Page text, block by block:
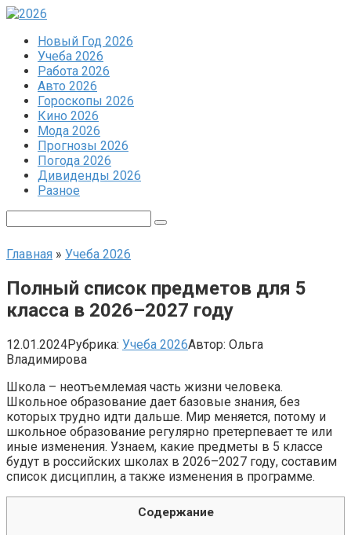
Перейти
контентуНовый Год 2026
Учеба 2026
Работа 2026
Авто 2026
Гороскопы 2026
Кино 2026
Мода 2026
Прогнозы 2026
Погода 2026
Дивиденды 2026
Разное
Главная » Учеба 2026
Полный список предметов для 5
класса в 2026–2027 году
12.01.2024Рубрика: Учеба 2026Автор: Ольга
Владимирова
Школа – неотъемлемая часть жизни человека.
Школьное образование дает базовые знания, без
которых трудно идти дальше. Мир меняется, потому и
школьное образование регулярно претерпевает те или
иные изменения. Узнаем, какие предметы в 5 классе
будут в российских школах в 2026–2027 году, составим
список дисциплин, а также изменения в программе.
Содержание